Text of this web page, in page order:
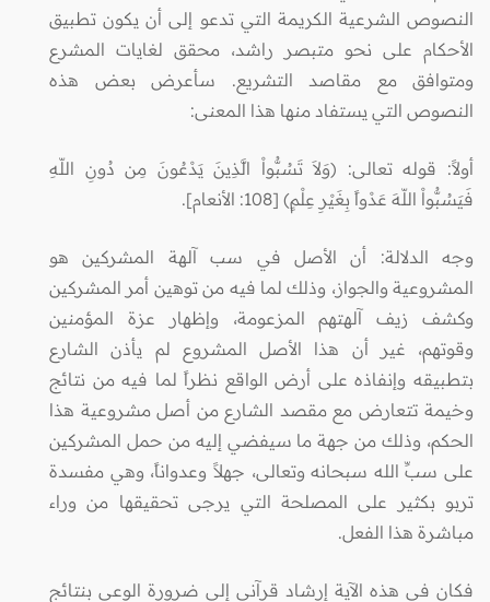
النصوص الشرعية الكريمة التي تدعو إلى أن يكون تطبيق
الأحكام على نحو متبصر راشد، محقق لغايات المشرع
ومتوافق مع مقاصد التشريع. سأعرض بعض هذه
النصوص التي يستفاد منها هذا المعنى:
أولاً: قوله تعالى: (وَلاَ تَسُبُّواْ الَّذِينَ يَدْعُونَ مِن دُونِ اللّهِ
فَيَسُبُّواْ اللّهَ عَدْواً بِغَيْرِ عِلْمٍ) [108: الأنعام].
وجه الدلالة: أن الأصل في سب آلهة المشركين هو
المشروعية والجواز، وذلك لما فيه من توهين أمر المشركين
وكشف زيف آلهتهم المزعومة، وإظهار عزة المؤمنين
وقوتهم، غير أن هذا الأصل المشروع لم يأذن الشارع
بتطبيقه وإنفاذه على أرض الواقع نظراً لما فيه من نتائج
وخيمة تتعارض مع مقصد الشارع من أصل مشروعية هذا
الحكم، وذلك من جهة ما سيفضي إليه من حمل المشركين
على سبِّ الله سبحانه وتعالى، جهلاً وعدواناً، وهي مفسدة
تربو بكثير على المصلحة التي يرجى تحقيقها من وراء
مباشرة هذا الفعل.
فكان في هذه الآية إرشاد قرآني إلى ضرورة الوعي بنتائج